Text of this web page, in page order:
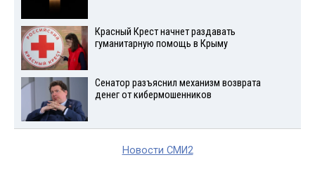
Красный Крест начнет раздавать
гуманитарную помощь в Крыму
Сенатор разъяснил механизм возврата
денег от кибермошенников
Новости СМИ2